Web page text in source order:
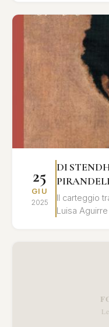
25
GIU
2025
DI
Il carteggio
Luisa